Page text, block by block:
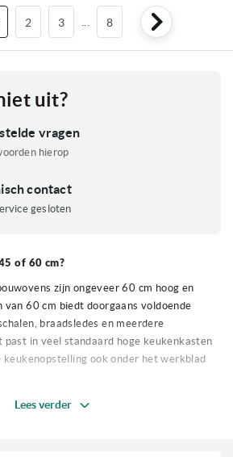
Pagina
2 Pagina
3 Pagina
8
uit?
vragen
hierop
contact
gesloten
of 60 cm?
zijn ongeveer 60 cm hoog en
van 60 cm biedt doorgaans voldoende
braadsledes en meerdere
in veel standaard hoge keukenkasten
keukenopstelling ook onder het werkblad
meestal naar de hoogteklasse van het
Lees verder